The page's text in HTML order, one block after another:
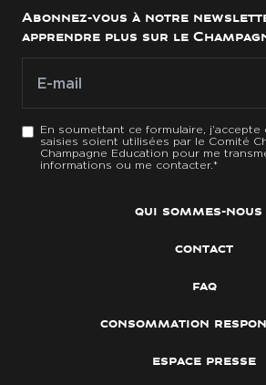
Abonnez-vous à notre
apprendre plus sur le
En soumettant ce formulaire, j'accepte
saisies soient utilisées par le Comité
Champagne Education pour me
informations ou me contacter.*
qui sommes-nous
contact
faq
consommation
espace presse